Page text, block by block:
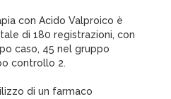
con Acido Valproico è
di 180 registrazioni, con
caso, 45 nel gruppo
controllo 2.
di un farmaco